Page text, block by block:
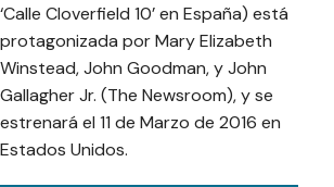
‘Calle Cloverfield 10’ en España) está
protagonizada por Mary Elizabeth
Winstead, John Goodman, y John
Gallagher Jr. (The Newsroom), y se
estrenará el 11 de Marzo de 2016 en
Estados Unidos.